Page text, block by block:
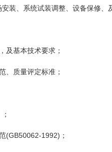
装、系统试装调整、设备保修、
及基本技术要求；
、质量评定标准；
(GB50062-1992)；